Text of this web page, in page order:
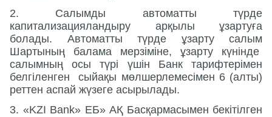
2. Салымды автоматты түрде
капитализацияландыру арқылы ұзартуға
болады. Автоматты түрде ұзарту салым
Шартының балама мерзіміне, ұзарту күнінде
салымның осы түрі үшін Банк тарифтерімен
белгіленген сыйақы мөлшерлемесімен 6 (алты)
реттен аспай жүзеге асырылады.
3. «KZI Bank» ЕБ» АҚ Басқармасымен бекітілген